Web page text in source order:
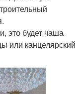
это будет чаша
или канцелярский